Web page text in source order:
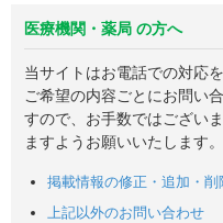
医療機関・薬局 の方へ
当サイトはお電話での対応
ご希望の内容ごとにお問い
すので、お手数ではござい
ますようお願いいたします。
掲載情報の修正・追加・
上記以外のお問い合わせ